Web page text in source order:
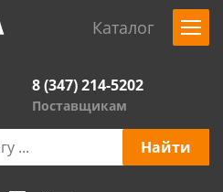
Каталог
8 (347) 214-5202
Поставщикам